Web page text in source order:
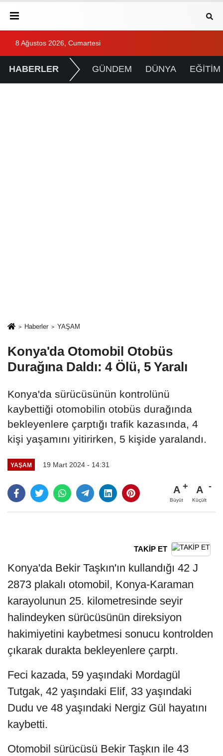
8 Ağustos 2026, Cumartesi
HABERLER GÜNDEM DÜNYA EĞİTİM
Haberler YAŞAM
Konya'da Otomobil Otobüs
Durağına Daldı: 4 Ölü, 5 Yaralı
Konya'da sürücüsünün kontrolünü
kaybettiği otomobilin otobüs durağında
bekleyenlere çarptığı trafik kazasında, 4
kişi yaşamını yitirirken, 5 kişide yaralandı.
YAŞAM 19 Mart 2024 - 14:31
A
Büyüt
A
Küçült
TAKİP ET
Konya'da Bekir Taşkın'ın kullandığı 42 J
2873 plakalı otomobil, Konya-Karaman
karayolunun 25. kilometresinde seyir
halindeyken sürücüsünün direksiyon
hakimiyetini kaybetmesi sonucu kontrolden
çıkarak durakta bekleyenlere çarptı.
Feci kazada, 59 yaşındaki Mordagül
Tutgak, 42 yaşındaki Elif, 33 yaşındaki
Dudu ve 48 yaşındaki Nergiz Gül hayatını
kaybetti.
Otomobil sürücüsü Bekir Taşkın ile 43